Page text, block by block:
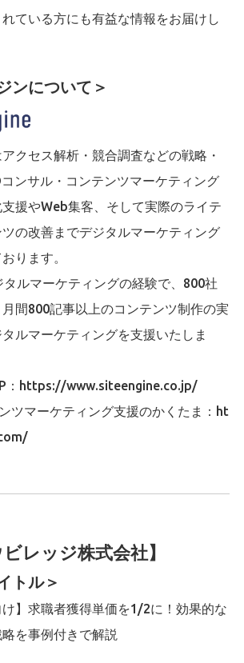
ている方にも有益な情報をお届けし
ンについて＞
クセス解析・競合調査などの戦略・
ンサル・コンテンツマーケティング
援やWeb集客、そして実際のライテ
の改善までデジタルマーケティング
ります。
ルマーケティングの経験で、800社
間800記事以上のコンテンツ制作の実
ルマーケティングを支援いたしま
https://www.siteengine.co.jp/
ツマーケティング支援のかくたま： ht
ビレッジ株式会社】
トル＞
け】求職者獲得単価を1/2に！効果的な
を事例付きで解説